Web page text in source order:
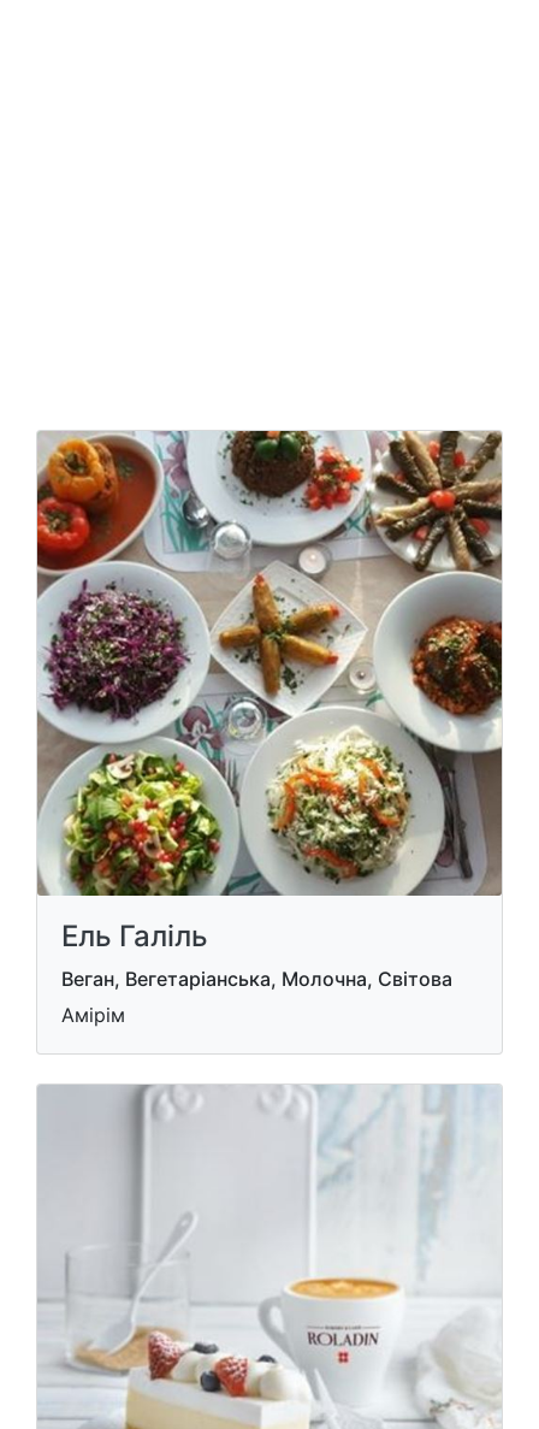
Ель Галiль
Веган, Вегетаріанська, Молочна, Світова
Амірім